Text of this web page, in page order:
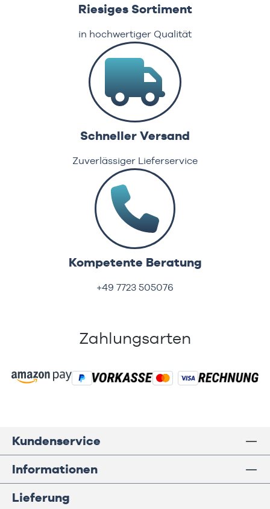
Riesiges Sortiment
in hochwertiger Qualität
Schneller Versand
Zuverlässiger Lieferservice
Kompetente Beratung
+49 7723 505076
Zahlungsarten
Kundenservice
Informationen
Lieferung